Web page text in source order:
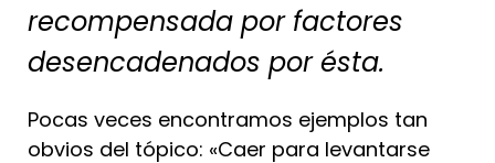
recompensada por factores
desencadenados por ésta.
Pocas veces encontramos ejemplos tan
obvios del tópico: «Caer para levantarse